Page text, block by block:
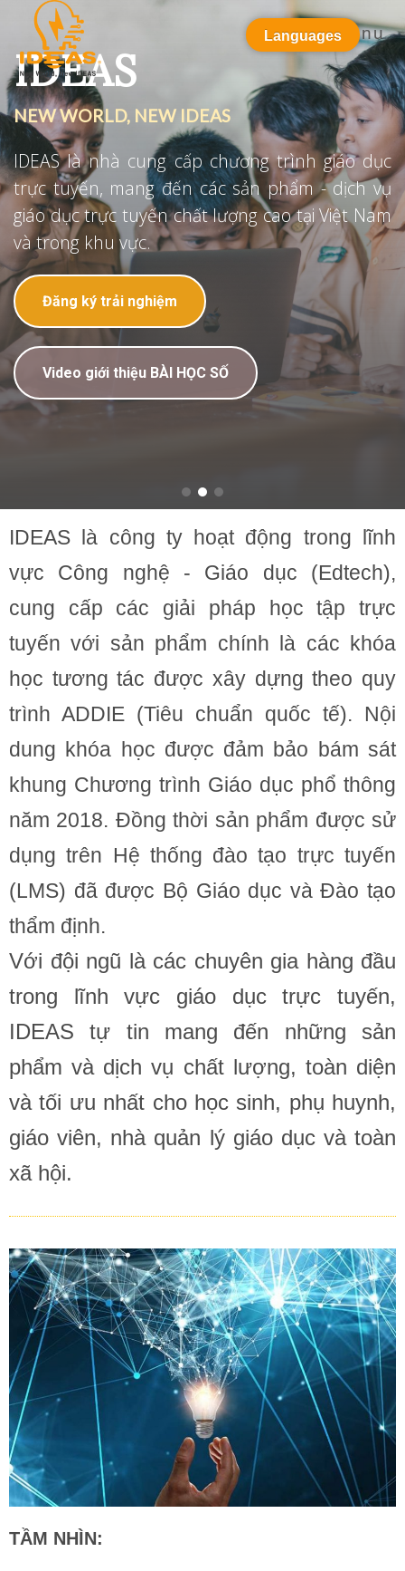
Menu
IDEAS
NEW WORLD, NEW IDEAS
IDEAS là nhà cung cấp chương trình giáo dục
trực tuyến, mang đến các sản phẩm - dịch vụ
giáo dục trực tuyến chất lượng cao tại Việt Nam
và trong khu vực.
Đăng ký trải nghiệm
Video giới thiệu BÀI HỌC SỐ
IDEAS là công ty hoạt động trong lĩnh
vực Công nghệ - Giáo dục (Edtech),
cung cấp các giải pháp học tập trực
tuyến với sản phẩm chính là các khóa
học tương tác được xây dựng theo quy
trình ADDIE (Tiêu chuẩn quốc tế). Nội
dung khóa học được đảm bảo bám sát
khung Chương trình Giáo dục phổ thông
năm 2018. Đồng thời sản phẩm được sử
dụng trên Hệ thống đào tạo trực tuyến
(LMS) đã được Bộ Giáo dục và Đào tạo
thẩm định.
Với đội ngũ là các chuyên gia hàng đầu
trong lĩnh vực giáo dục trực tuyến,
IDEAS tự tin mang đến những sản
phẩm và dịch vụ chất lượng, toàn diện
và tối ưu nhất cho học sinh, phụ huynh,
giáo viên, nhà quản lý giáo dục và toàn
xã hội.
TẦM NHÌN:
Languages